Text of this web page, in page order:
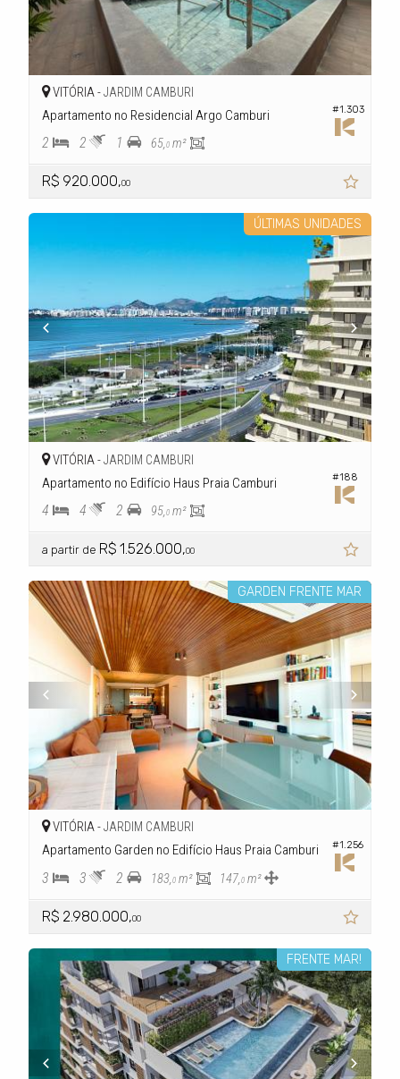
#1.303
VITÓRIA -JARDIM CAMBURI
Apartamento no Residencial Argo Camburi
2 2 1 65,0 m²
R$ 920.000,00
ÚLTIMAS UNIDADES
#188
VITÓRIA -JARDIM CAMBURI
Apartamento no Edifício Haus Praia Camburi
4 4 2 95,0 m²
a partir de R$ 1.526.000,00
GARDEN FRENTE MAR
#1.256
VITÓRIA -JARDIM CAMBURI
Apartamento Garden no Edifício Haus Praia Camburi
3 3 2 183,0 m² 147,0 m²
R$ 2.980.000,00
FRENTE MAR!